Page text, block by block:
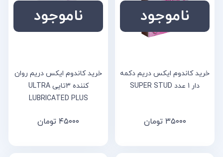
ناموجود
خرید کاندوم ایکس دریم دکمه
دار 1 عدد SUPER STUD
۳۵۰۰۰ تومان
ناموجود
خرید کاندوم ایکس دریم روان
کننده 3تایی ULTRA
LUBRICATED PLUS
۴۵۰۰۰ تومان